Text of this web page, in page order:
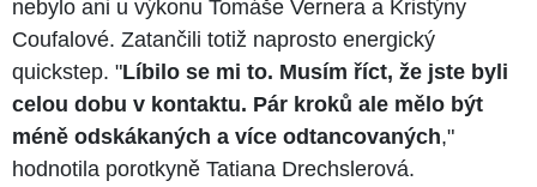
nebylo ani u výkonu Tomáše Vernera a Kristýny
Coufalové. Zatančili totiž naprosto energický
quickstep. "Líbilo se mi to. Musím říct, že jste byli
celou dobu v kontaktu. Pár kroků ale mělo být
méně odskákaných a více odtancovaných,"
hodnotila porotkyně Tatiana Drechslerová.